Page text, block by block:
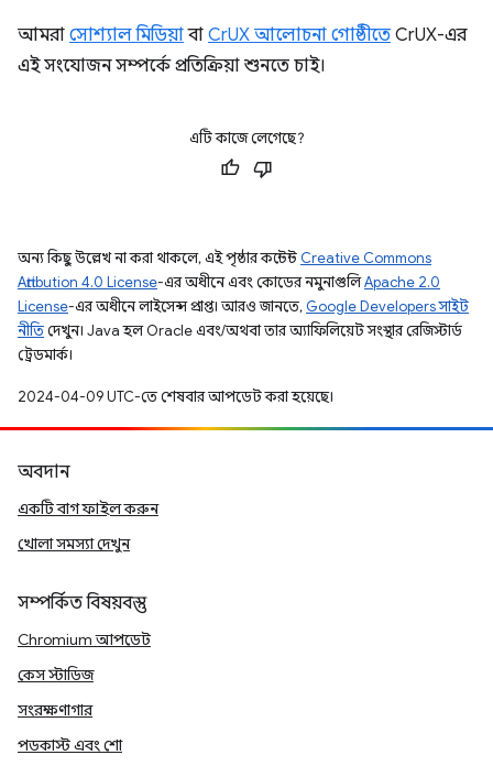
আমরা সোশ্যাল মিডিয়াবা CrUX আলোচনা গোষ্ঠীতে CrUX-এর
এই সংযোজন সম্পর্কে প্রতিক্রিয়া শুনতে চাই।
এটি কাজে লেগেছে?
অন্য কিছু উল্লেখ না করা থাকলে, এই পৃষ্ঠার কন্টেন্ট Creative Commons
Attribution 4.0 License-এর অধীনে এবং কোডের নমুনাগুলিApache 2.0
License-এর অধীনে লাইসেন্স প্রাপ্ত। আরও জানতে, Google Developers সাইট
নীতিদেখুন। Java হল Oracle এবং/অথবা তার অ্যাফিলিয়েট সংস্থার রেজিস্টার্ড
ট্রেডমার্ক।
2024-04-09 UTC-তে শেষবার আপডেট করা হয়েছে।
অবদান
একটি বাগ ফাইল করুন
খোলা সমস্যা দেখুন
সম্পর্কিত বিষয়বস্তু
Chromium আপডেট
কেস স্টাডিজ
সংরক্ষণাগার
পডকাস্ট এবং শো